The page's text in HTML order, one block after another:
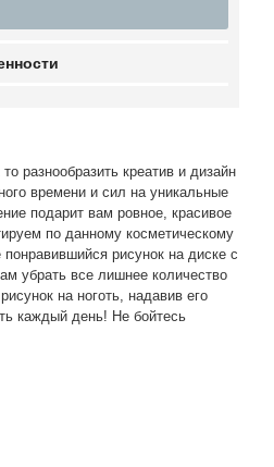
разнообразить креатив и дизайн
времени и сил на уникальные
подарит вам ровное, красивое
по данному косметическому
рисунок на диске с
убрать все лишнее количество
на ноготь, надавив его
каждый день! Не бойтесь